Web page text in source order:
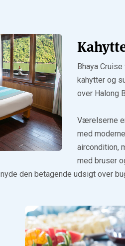
Bhaya
kahytter og
over Halong
Værelserne
med
aircondition,
med bruser
den betagende udsigt over